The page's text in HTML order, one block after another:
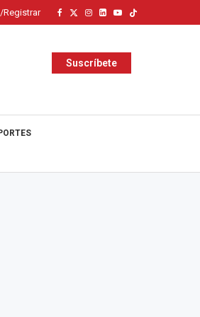
Registrar
Suscríbete